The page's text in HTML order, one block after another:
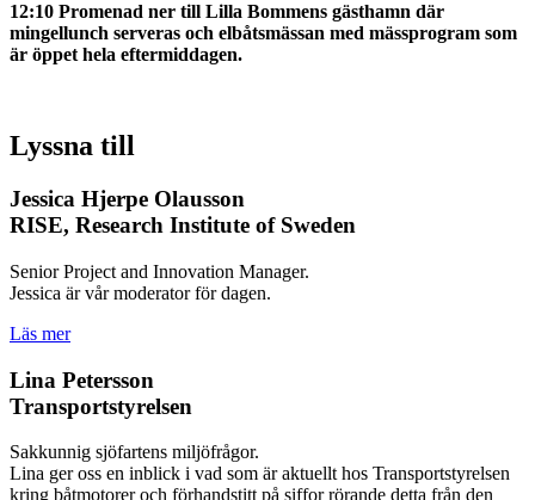
12:10 Promenad ner till Lilla Bommens gästhamn där
mingellunch serveras och elbåtsmässan med mässprogram som
är öppet hela eftermiddagen.
Lyssna till
Jessica Hjerpe Olausson
RISE, Research Institute of Sweden
Senior Project and Innovation Manager.
Jessica är vår moderator för dagen.
Läs mer
Lina Petersson
Transportstyrelsen
Sakkunnig sjöfartens miljöfrågor.
Lina ger oss en inblick i vad som är aktuellt hos Transportstyrelsen
kring båtmotorer och förhandstitt på siffor rörande detta från den